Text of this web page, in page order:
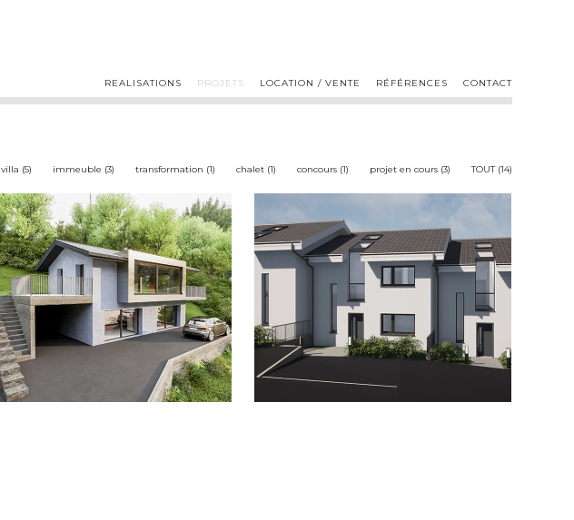
CONTACT
RÉFÉRENCES
LOCATION / VENTE
PROJETS
REALISATIONS
villa (5) immeuble (3) transformation (1) chalet (1) concours (1) projet en cours (3) TOUT (14)